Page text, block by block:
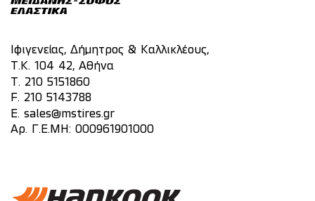
Ιφιγενείας, Δήμητρος & Καλλικλέους,
Τ.Κ. 104 42, Αθήνα
T. 210 5151860
F. 210 5143788
E. sales@mstires.gr
Αρ. Γ.Ε.ΜΗ: 000961901000